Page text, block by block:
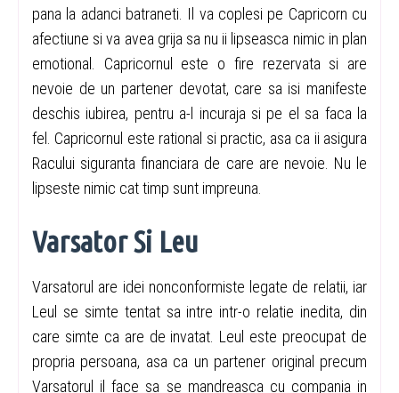
pana la adanci batraneti. Il va coplesi pe Capricorn cu
afectiune si va avea grija sa nu ii lipseasca nimic in plan
emotional. Capricornul este o fire rezervata si are
nevoie de un partener devotat, care sa isi manifeste
deschis iubirea, pentru a-l incuraja si pe el sa faca la
fel. Capricornul este rational si practic, asa ca ii asigura
Racului siguranta financiara de care are nevoie. Nu le
lipseste nimic cat timp sunt impreuna.
Varsator Si Leu
Varsatorul are idei nonconformiste legate de relatii, iar
Leul se simte tentat sa intre intr-o relatie inedita, din
care simte ca are de invatat. Leul este preocupat de
propria persoana, asa ca un partener original precum
Varsatorul il face sa se mandreasca cu compania in